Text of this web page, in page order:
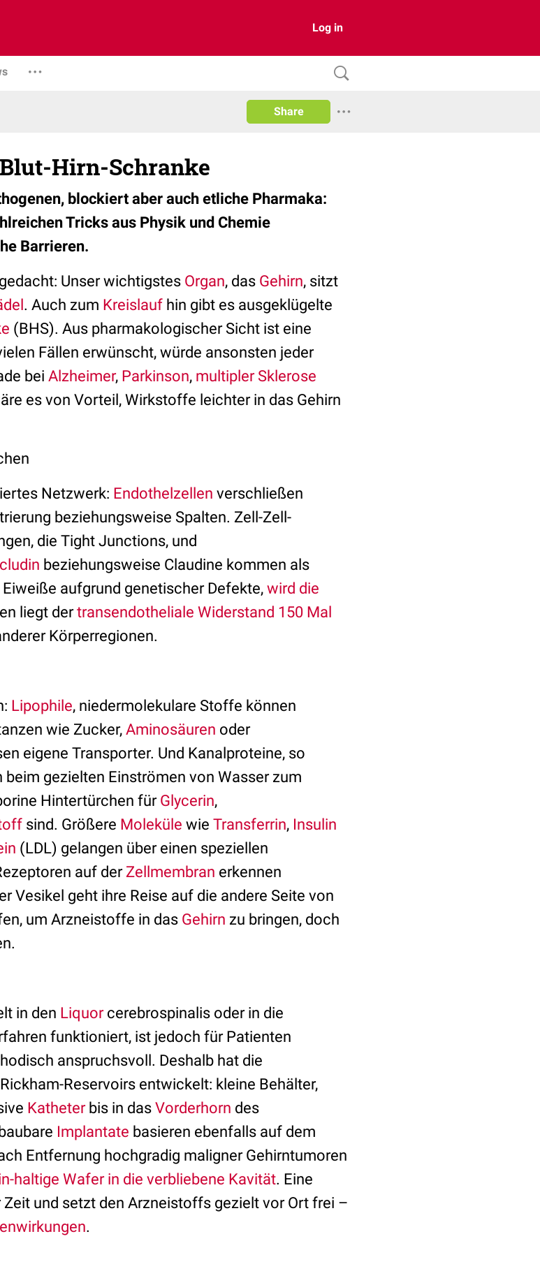
Log in
Share
Hirn-Schranke
blockiert aber auch etliche Pharmaka:
Tricks aus Physik und Chemie
Barrieren.
Unser wichtigstes Organ, das Gehirn, sitzt
. Auch zum Kreislauf hin gibt es ausgeklügelte
(BHS). Aus pharmakologischer Sicht ist eine
Fällen erwünscht, würde ansonsten jeder
bei Alzheimer, Parkinson, multipler Sklerose
es von Vorteil, Wirkstoffe leichter in das Gehirn
Netzwerk: Endothelzellen verschließen
beziehungsweise Spalten. Zell-Zell-
die Tight Junctions, und
beziehungsweise Claudine kommen als
aufgrund genetischer Defekte, wird die
liegt dertransendotheliale Widerstand 150 Mal
Körperregionen.
Lipophile, niedermolekulare Stoffe können
wie Zucker, Aminosäuren oder
eigene Transporter. Und Kanalproteine, so
beim gezielten Einströmen von Wasser zum
Hintertürchen fürGlycerin,
sind. Größere Moleküle wie Transferrin, Insulin
(LDL) gelangen über einen speziellen
auf der Zellmembran erkennen
Vesikel geht ihre Reise auf die andere Seite von
um Arzneistoffe in das Gehirn zu bringen, doch
in den Liquorcerebrospinalis oder in die
funktioniert, ist jedoch für Patienten
anspruchsvoll. Deshalb hat die
Reservoirs entwickelt: kleine Behälter,
Katheterbis in das Vorderhorn des
Implantate basieren ebenfalls auf dem
Entfernung hochgradig maligner Gehirntumoren
haltige Wafer in die verbliebene Kavität. Eine
und setzt den Arzneistoffs gezielt vor Ort frei –
.